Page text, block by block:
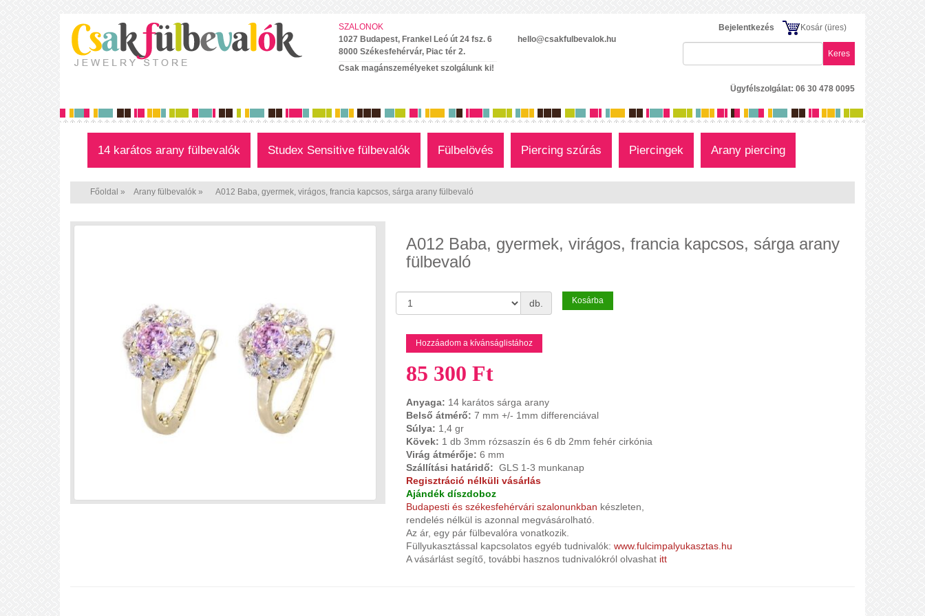
SZALONOK
1027 Budapest, Frankel Leó út 24 fsz. 6
8000 Székesfehérvár, Piac tér 2.
Csak magánszemélyeket szolgálunk ki!
hello@csakfulbevalok.hu
Bejelentkezés Kosár (üres)
Keres
Ügyfélszolgálat: 06 30 478 0095
14 karátos arany fülbevalók Studex Sensitive fülbevalók Fülbelövés Piercing szúrás Piercingek Arany piercing
Főoldal » Arany fülbevalók » A012 Baba, gyermek, virágos, francia kapcsos, sárga arany fülbevaló
A012 Baba, gyermek, virágos, francia kapcsos, sárga arany
fülbevaló
db. Kosárba
Hozzáadom a kívánságlistához
85 300 Ft
Anyaga: 14 karátos sárga arany
Belső átmérő: 7 mm +/- 1mm differenciával
Súlya: 1,4 gr
Kövek: 1 db 3mm rózsaszín és 6 db 2mm fehér cirkónia
Virág átmérője: 6 mm
Szállítási határidő: GLS 1-3 munkanap
Regisztráció nélküli vásárlás
Ajándék díszdoboz
Budapesti és székesfehérvári szalonunkban készleten,
rendelés nélkül is azonnal megvásárolható.
Az ár, egy pár fülbevalóra vonatkozik.
Füllyukasztással kapcsolatos egyéb tudnivalók: www.fulcimpalyukasztas.hu
A vásárlást segítő, további hasznos tudnivalókról olvashat itt